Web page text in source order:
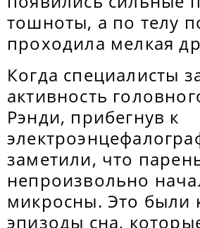
тошноты, а по телу
проходила мелкая
Когда специалисты
активность
Рэнди, прибегнув к
заметили, что
непроизвольно
микросны. Это были
эпизоды сна,